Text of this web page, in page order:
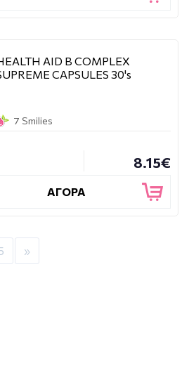
AID B COMPLEX
CAPSULES 30's
7 Smilies
8.15€
ΑΓΟΡΑ
»